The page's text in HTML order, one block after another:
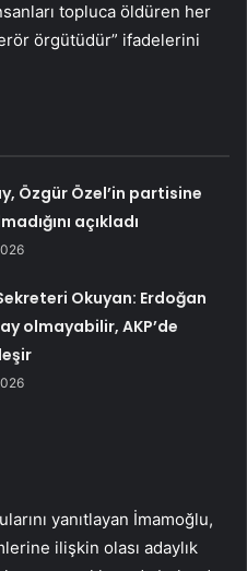
topluca öldüren her
örgütüdür” ifadelerini
Özgür Özel’in partisine
açıkladı
Okuyan: Erdoğan
olmayabilir, AKP’de
yanıtlayan İmamoğlu,
ilişkin olası adaylık